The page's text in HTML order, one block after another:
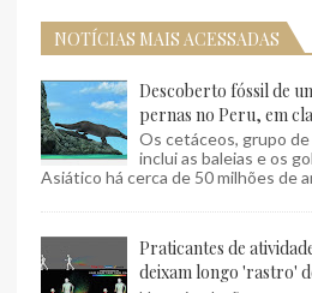
NOTÍCIAS MAIS ACESSADAS
Descoberto fóssil de
pernas no Peru, em
Os cetáceos, grupo
inclui as baleias e os
Asiático há cerca de 50 milhões de
Praticantes de
deixam longo 'rastro'